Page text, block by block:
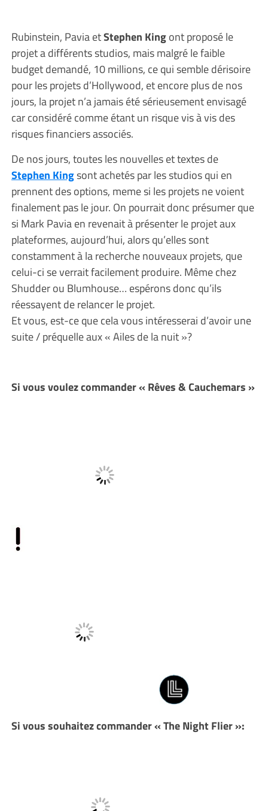
Rubinstein, Pavia etStephen Kingont proposé le
projet a différents studios, mais malgré le faible
budget demandé, 10 millions, ce qui semble dérisoire
pour les projets d’Hollywood, et encore plus de nos
jours, la projet n’a jamais été sérieusement envisagé
car considéré comme étant un risque vis à vis des
risques financiers associés.
De nos jours, toutes les nouvelles et textes de
Stephen Kingsont achetés par les studios qui en
prennent des options, meme si les projets ne voient
finalement pas le jour. On pourrait donc présumer que
si Mark Pavia en revenait à présenter le projet aux
plateformes, aujourd’hui, alors qu’elles sont
constamment à la recherche nouveaux projets, que
celui-ci se verrait facilement produire. Même chez
Shudder ou Blumhouse… espérons donc qu’ils
réessayent de relancer le projet.
Et vous, est-ce que cela vous intéresserai d’avoir une
suite / préquelle aux « Ailes de la nuit »?
Si vous voulez commander « Rêves & Cauchemars »
Si vous souhaitez commander « The Night Flier »: